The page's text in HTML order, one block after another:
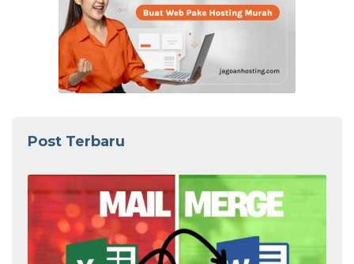
Post Terbaru